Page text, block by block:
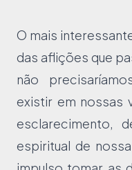
O mais
das aflições que
não
existir em nossas
esclarecimento,
espiritual de